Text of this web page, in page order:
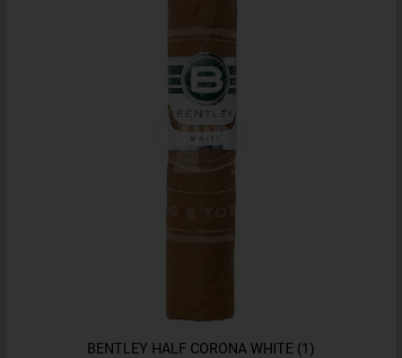
BENTLEY HALF CORONA WHITE (1)